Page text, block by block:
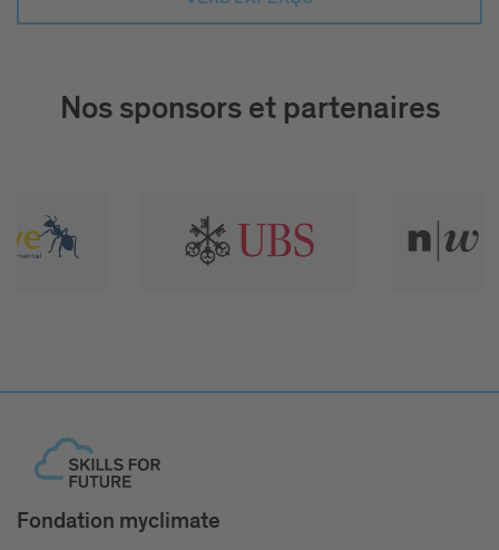
Nos sponsors et partenaires
Fondation myclimate